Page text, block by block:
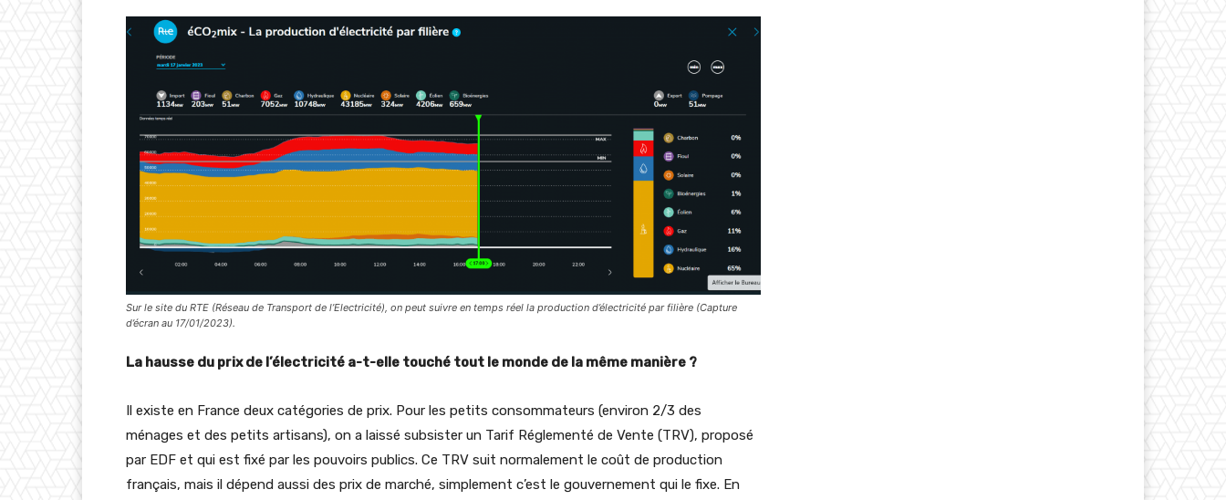
Sur le site du RTE (Réseau de Transport de l’Electricité), on peut suivre en temps réel la production d’électricité par filière (Capture
d’écran au 17/01/2023).
La hausse du prix de l’électricité a-t-elle touché tout le monde de la même manière ?
Il existe en France deux catégories de prix. Pour les petits consommateurs (environ 2/3 des
ménages et des petits artisans), on a laissé subsister un Tarif Réglementé de Vente (TRV), proposé
par EDF et qui est fixé par les pouvoirs publics. Ce TRV suit normalement le coût de production
français, mais il dépend aussi des prix de marché, simplement c’est le gouvernement qui le fixe. En